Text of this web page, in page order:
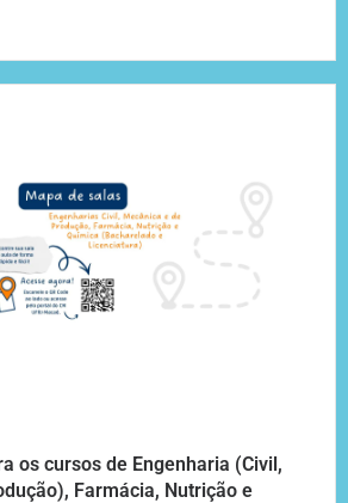
os cursos de Engenharia (Civil,
Farmácia, Nutrição e